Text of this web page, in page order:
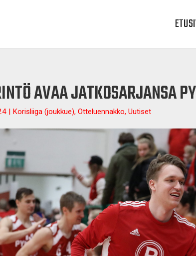
AVAA JATKOSARJANSA
| Korisliiga (joukkue), Otteluennakko, Uutiset